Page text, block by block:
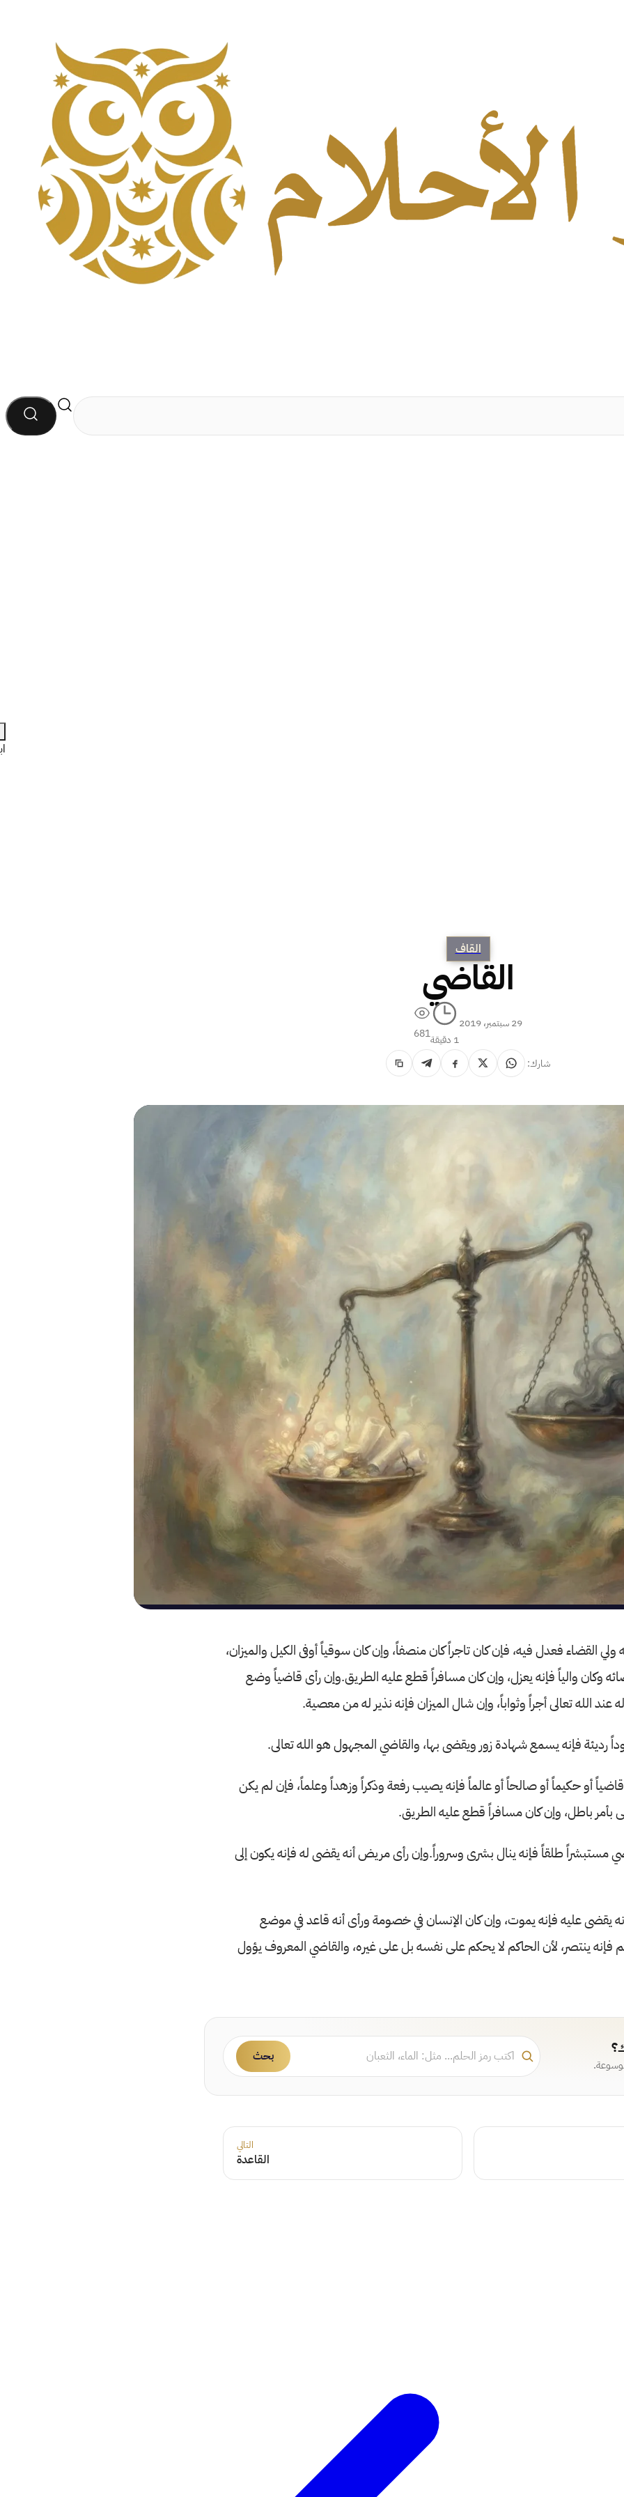
القاف
القاضي
29 سبتمبر، 2019
1 دقيقة
681
شارك:
ولي القضاء فعدل فيه، فإن كان تاجراً كان منصفاً، وإن كان سوقياً أوفى الكيل والميزان،
وكان والياً فإنه يعزل، وإن كان مسافراً قطع عليه الطريق.وإن رأى قاضياً وضع
عند الله تعالى أجراً وثواباً، وإن شال الميزان فإنه نذير له من معصية.
رديئة فإنه يسمع شهادة زور ويقضى بها، والقاضي المجهول هو الله تعالى.
أو حكيماً أو صالحاً أو عالماً فإنه يصيب رفعة وذكراً وزهداً وعلماً، فإن لم يكن
بأمر باطل، وإن كان مسافراً قطع عليه الطريق.
مستبشراً طلقاً فإنه ينال بشرى وسروراً.وإن رأى مريض أنه يقضى له فإنه يكون إلى
يقضى عليه فإنه يموت، وإن كان الإنسان في خصومة ورأى أنه قاعد في موضع
فإنه ينتصر، لأن الحاكم لا يحكم على نفسه بل على غيره، والقاضي المعروف يؤول
بحث
التالي
القاعدة